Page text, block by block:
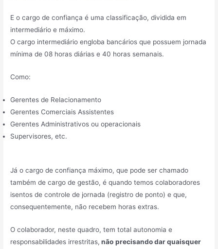
E o cargo de confiança é uma classificação, dividida em
intermediário e máximo.
O cargo intermediário engloba bancários que possuem jornada
mínima de 08 horas diárias e 40 horas semanais.
Como:
Gerentes de Relacionamento
Gerentes Comerciais Assistentes
Gerentes Administrativos ou operacionais
Supervisores, etc.
Já o cargo de confiança máximo, que pode ser chamado
também de cargo de gestão, é quando temos colaboradores
isentos de controle de jornada (registro de ponto) e que,
consequentemente, não recebem horas extras.
O colaborador, neste quadro, tem total autonomia e
responsabilidades irrestritas, não precisando dar quaisquer